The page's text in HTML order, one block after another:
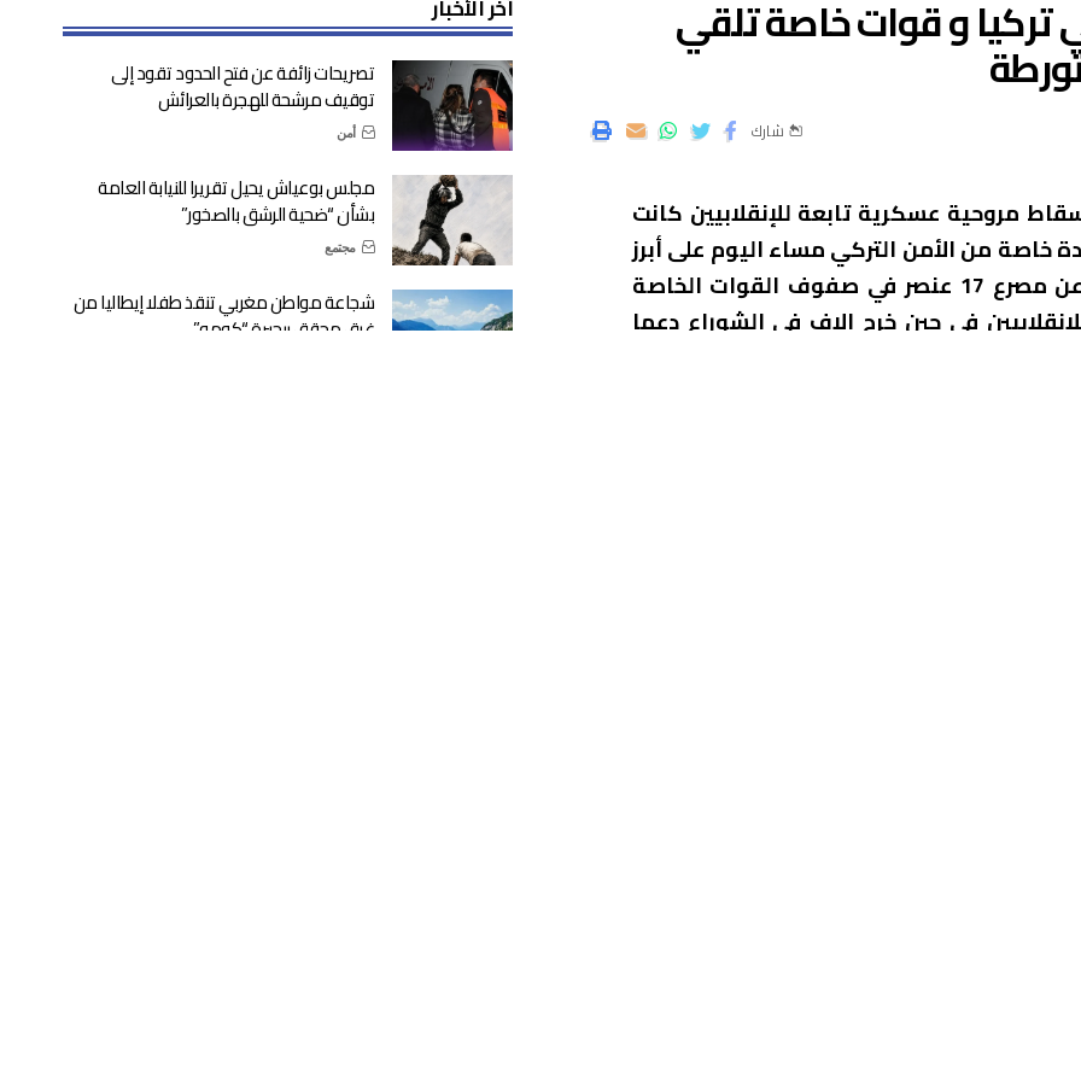
تركيا و قوات خاصة تلقي
شارك
بإسقاط مروحية عسكرية تابعة للإنقلابيين كانت
خاصة من الأمن التركي مساء اليوم على أبرز
قادة المجموعة الانقلابيةبعد تشابك أسفر عن مصرع 17 عنصر في صفوف القوات الخاصة
في حين خرج الاف في الشوراع دعما
آخر الأخبار
تصريحات زائفة عن فتح الحدود تقود إلى
توقيف مرشحة للهجرة بالعرائش
أمن
مجلس بوعياش يحيل تقريرا للنيابة العامة
بشأن “ضحية الرشق بالصخور”
مجتمع
شجاعة مواطن مغربي تنقذ طفلا إيطاليا من
غرق محقق ببحيرة “كومو”